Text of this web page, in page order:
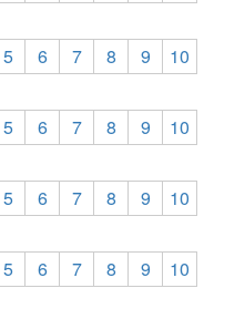
5 6 7 8 9
10
5 6 7 8 9
10
5 6 7 8 9
10
5 6 7 8 9
10